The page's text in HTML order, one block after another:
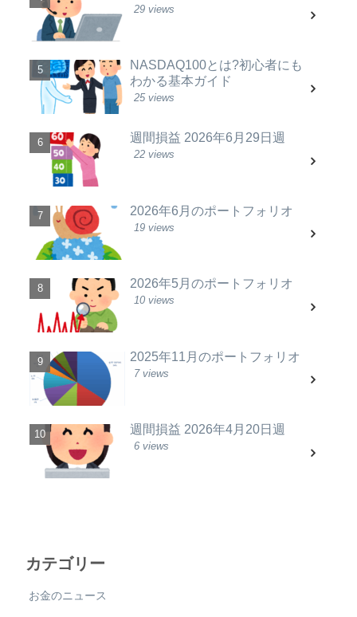
29 views
NASDAQ100とは?初心者にも
わかる基本ガイド
25 views
週間損益 2026年6月29日週
22 views
2026年6月のポートフォリオ
19 views
2026年5月のポートフォリオ
10 views
2025年11月のポートフォリオ
7 views
週間損益 2026年4月20日週
6 views
カテゴリー
お金のニュース